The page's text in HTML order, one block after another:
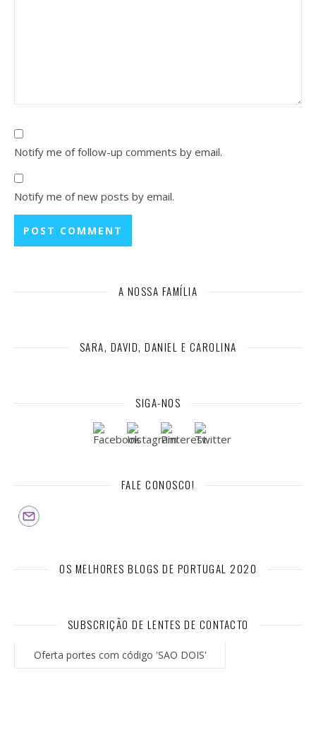
Notify me of follow-up comments by email.
Notify me of new posts by email.
A NOSSA FAMÍLIA
SARA, DAVID, DANIEL E CAROLINA
SIGA-NOS
FALE CONOSCO!
OS MELHORES BLOGS DE PORTUGAL 2020
SUBSCRIÇÃO DE LENTES DE CONTACTO
Oferta portes com código 'SAO DOIS'